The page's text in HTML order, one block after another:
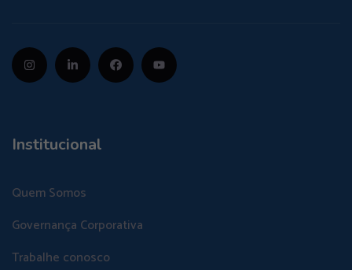
Institucional
Quem Somos
Governança Corporativa
Trabalhe conosco